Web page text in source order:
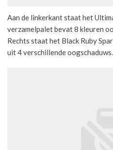
Aan de linkerkant staat het
verzamelpalet bevat 8 kleuren
Rechts staat het Black Ruby
uit 4 verschillende oogschaduws.